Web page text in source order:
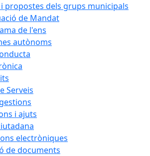
propostes dels grups municipals
de Mandat
de l'ens
autònoms
Serveis
i ajuts
electròniques
de documents